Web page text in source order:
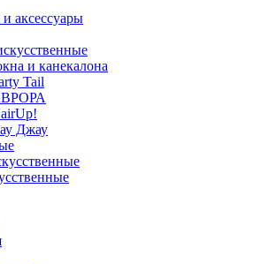
аксессуары
и канекалона
Tail
Джау